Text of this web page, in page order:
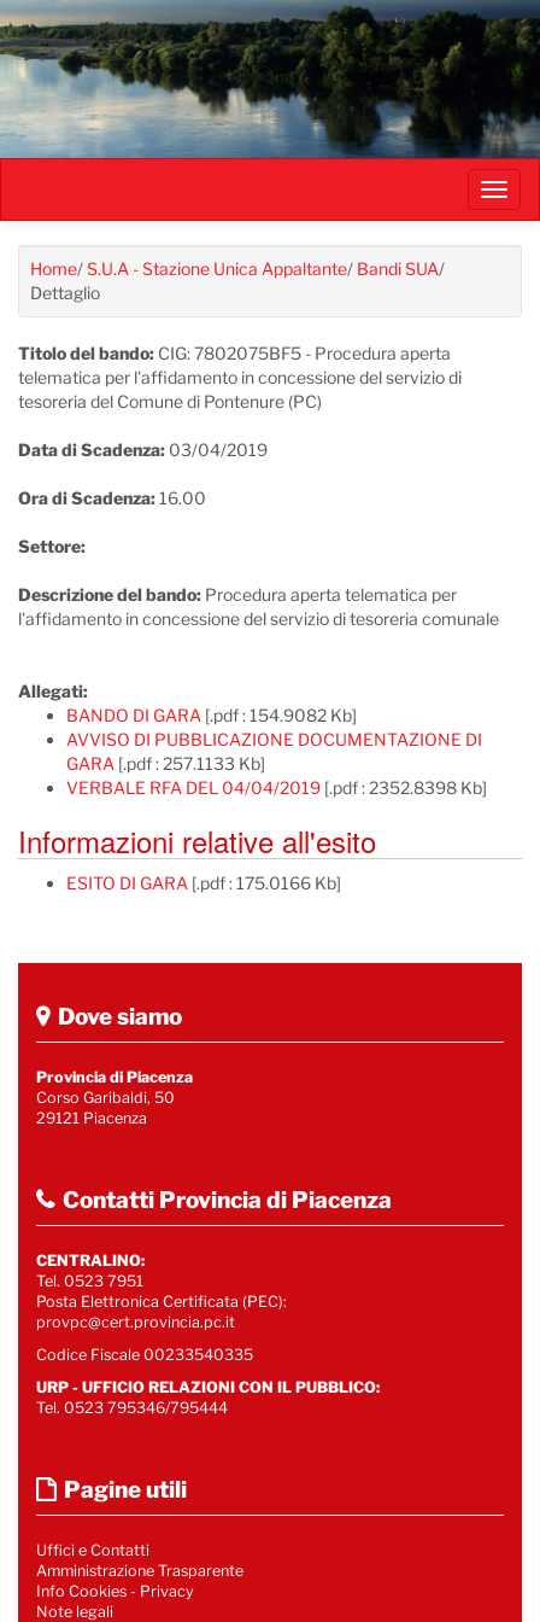
Salta
al
contenuto
principale
Home/S.U.A - Stazione Unica Appaltante/ Bandi SUA/
Dettaglio
Titolo del bando: CIG: 7802075BF5 - Procedura aperta
telematica per l'affidamento in concessione del servizio di
tesoreria del Comune di Pontenure (PC)
Data di Scadenza: 03/04/2019
Ora di Scadenza:16.00
Settore:
Descrizione del bando: Procedura aperta telematica per
l'affidamento in concessione del servizio di tesoreria comunale
Allegati:
BANDO DI GARA [.pdf : 154.9082 Kb]
AVVISO DI PUBBLICAZIONE DOCUMENTAZIONE DI
GARA [.pdf : 257.1133 Kb]
VERBALE RFA DEL 04/04/2019 [.pdf : 2352.8398 Kb]
Informazioni relative all'esito
ESITO DI GARA [.pdf : 175.0166 Kb]
Dove siamo
Provincia di Piacenza
Corso Garibaldi, 50
29121 Piacenza
Contatti Provincia di Piacenza
CENTRALINO:
Tel. 0523 7951
Posta Elettronica Certificata (PEC):
provpc@cert.provincia.pc.it
Codice Fiscale 00233540335
URP - UFFICIO RELAZIONI CON IL PUBBLICO:
Tel. 0523 795346/795444
Pagine utili
Uffici e Contatti
Amministrazione Trasparente
Info Cookies - Privacy
Note legali